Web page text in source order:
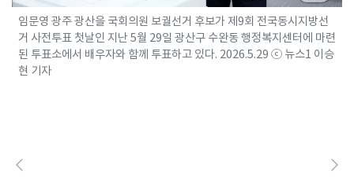
임문영 광주 광산을 국회의원 보궐선거 후보가 제9회 전국동시지방선
거 사전투표 첫날인 지난 5월 29일 광산구 수완동 행정복지센터에 마련
된 투표소에서 배우자와 함께 투표하고 있다. 2026.5.29 ⓒ 뉴스1 이승
현 기자